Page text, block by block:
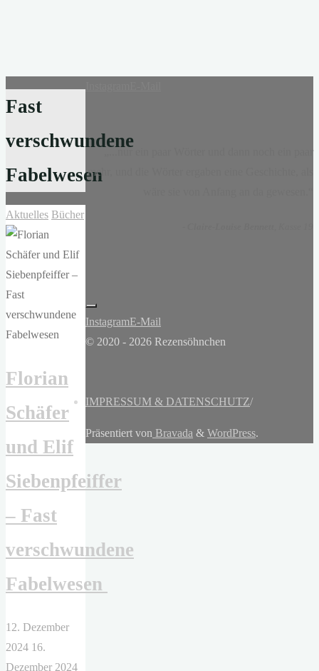
Fast
verschwundene
Fabelwesen
Aktuelles Bücher
Florian
Schäfer
und Elif
Siebenpfeiffer
– Fast
verschwundene
Fabelwesen
12. Dezember
2024 16.
Dezember 2024
mehr, und die Wörter ergaben eine Geschichte, als
InstagramE-Mail
© 2020 - 2026 Rezensöhnchen
IMPRESSUM & DATENSCHUTZ/
Präsentiert von Bravada & WordPress.